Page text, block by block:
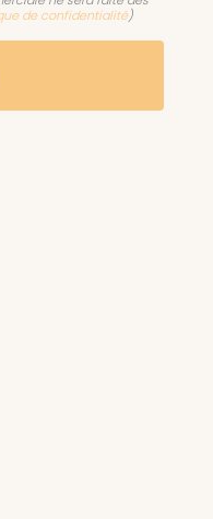
de confidentialité)